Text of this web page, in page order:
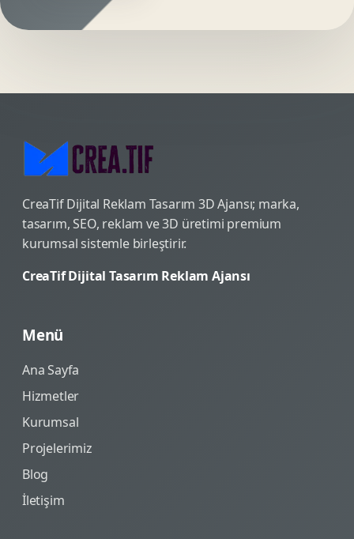
CreaTif Dijital Reklam Tasarım 3D Ajansı; marka,
tasarım, SEO, reklam ve 3D üretimi premium
kurumsal sistemle birleştirir.
CreaTif Dijital Tasarım Reklam Ajansı
Menü
Ana Sayfa
Hizmetler
Kurumsal
Projelerimiz
Blog
İletişim